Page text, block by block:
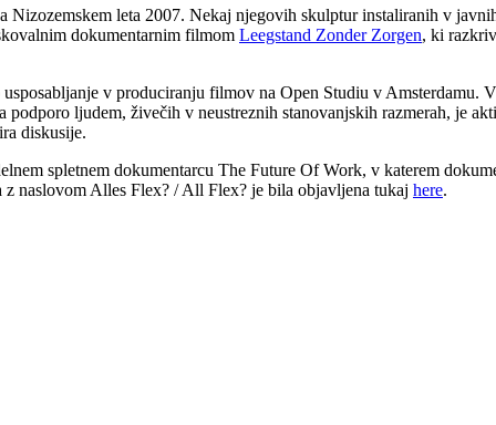
Nizozemskem leta 2007. Nekaj njegovih skulptur instaliranih v
dokumentarnim filmom Leegstand Zonder Zorgen, ki
v produciranju filmov na Open Studiu v Amsterdamu.
podporo ljudem, živečih v neustreznih stanovanjskih razmerah, je
diskusije.
spletnem dokumentarcu The Future Of Work, v katerem
naslovom Alles Flex? / All Flex? je bila objavljena tukaj here.